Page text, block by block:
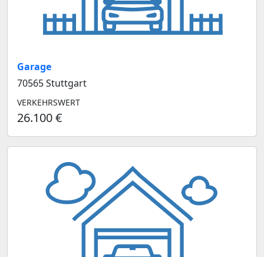
Garage
70565 Stuttgart
VERKEHRSWERT
26.100 €